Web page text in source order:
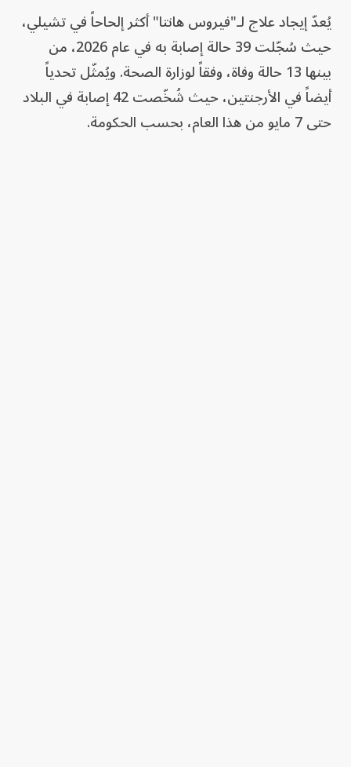
يُعدّ إيجاد علاج لـ"فيروس هانتا" أكثر إلحاحاً في تشيلي،
حيث سُجّلت 39 حالة إصابة به في عام 2026، من
بينها 13 حالة وفاة، وفقاً لوزارة الصحة. ويُمثّل تحدياً
أيضاً في الأرجنتين، حيث شُخّصت 42 إصابة في البلاد
حتى 7 مايو من هذا العام، بحسب الحكومة.